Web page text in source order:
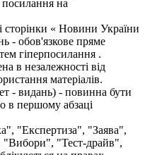
посилання на
сторінки « Новини України
- обов'язкове пряме
гіперпосилання .
в незалежності від
матеріалів.
- видань) - повинна бути
в першому абзаці
"Експертиза", "Заява",
"Вибори", "Тест-драйв",